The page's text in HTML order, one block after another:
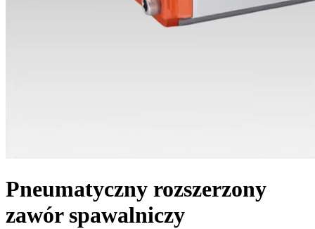
Pneumatyczny rozszerzony
zawór spawalniczy